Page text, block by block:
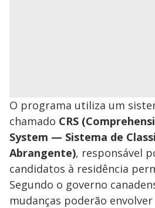
O programa utiliza um
chamado CRS
System — Sistema de
Abrangente), responsável
candidatos à residência
Segundo o governo
mudanças poderão